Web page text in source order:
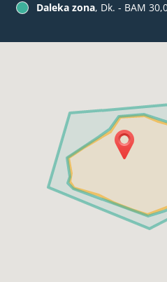
Daleka zona, Dk. - BAM